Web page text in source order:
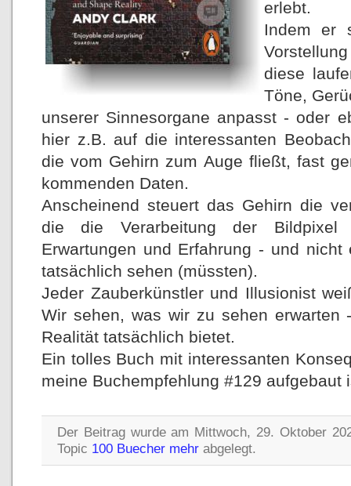
erlebt.
Indem er
diese
Töne,
unserer Sinnesorgane anpasst - oder
hier z.B. auf die interessanten
die vom Gehirn zum Auge fließt, fast
kommenden Daten.
Anscheinend steuert das Gehirn die
die die Verarbeitung der Bildpixel
Erwartungen und Erfahrung - und
tatsächlich sehen (müssten).
Jeder Zauberkünstler und Illusionist
Wir sehen, was wir zu sehen
Realität tatsächlich bietet.
Ein tolles Buch mit interessanten
meine Buchempfehlung #129 aufgebaut
Der Beitrag wurde am Mittwoch, 29. Oktober
Topic 100 Buecher mehr abgelegt.